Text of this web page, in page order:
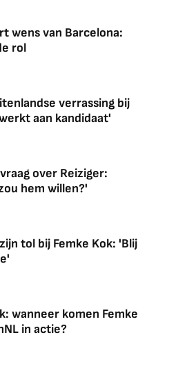
deal Bekijk deal
wens van Barcelona:
rol
verrassing bij
aan kandidaat'
over Reiziger:
hem willen?'
tol bij Femke Kok: 'Blij
wanneer komen Femke
in actie?